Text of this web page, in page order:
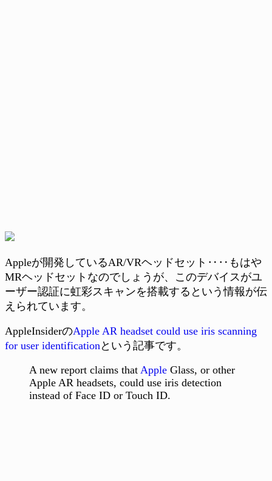
Appleが開発しているAR/VRヘッドセット‥‥もはや
MRヘッドセットなのでしょうが、このデバイスがユ
ーザー認証に虹彩スキャンを搭載するという情報が伝
えられています。
AppleInsiderのApple AR headset could use iris scanning
for user identificationという記事です。
A new report claims that Apple Glass, or other
Apple AR headsets, could use iris detection
instead of Face ID or Touch ID.